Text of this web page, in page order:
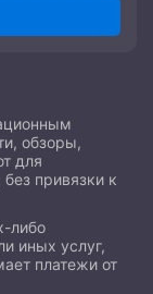
обзоры,
для
привязки к
либо
иных услуг,
платежи от